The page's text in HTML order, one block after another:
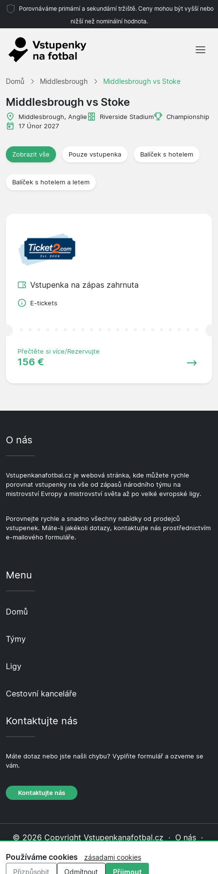
Porovnáváme primární a sekundární tržiště. Ceny mohou být vyšší nebo
nižší než nominální hodnota.
Domů Middlesbrough Middlesbrough vs Stoke
Middlesbrough vs Stoke
Middlesbrough, Anglie Riverside Stadium
Championship
17 Únor 2027
Zobrazit vše Pouze vstupenka Balíček s hotelem
Balíček s hotelem a letem
Vstupenka na zápas zahrnuta
E-tickets
Přečtěte si více/Rezervujte
156 €
O nás
Vstupenkanafotbal.cz je webová stránka, kde můžete rychle
porovnat vstupenky na vše od zápasů národního týmu na
mistrovství Evropy a mistrovství světa až po velké evropské ligy.
Porovnejte rychle a snadno všechny nabídky od prodejců
vstupenek. Máte-li jakékoli dotazy, kontaktujte nás prostřednictvím
e-mailového formuláře.
Menu
Domů
Týmy
Ligy
Cestovní kanceláře
Kontaktujte nás
Máte dotaz nebo jste našli chybu? Vyplňte formulář a ozveme se
vám.
Kontaktujte nás
© 2026 Copyright Vstupenkanafotbal.cz · O nás ·
cookies·Redakční zásady
Používáme cookies
zásadami cookies
Přizpůsobit
Odmítnout Přijmout